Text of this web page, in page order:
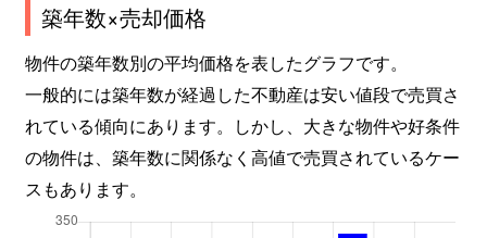
築年数×売却価格
物件の築年数別の平均価格を表したグラフです。
一般的には築年数が経過した不動産は安い値段で売買さ
れている傾向にあります。しかし、大きな物件や好条件
の物件は、築年数に関係なく高値で売買されているケー
スもあります。